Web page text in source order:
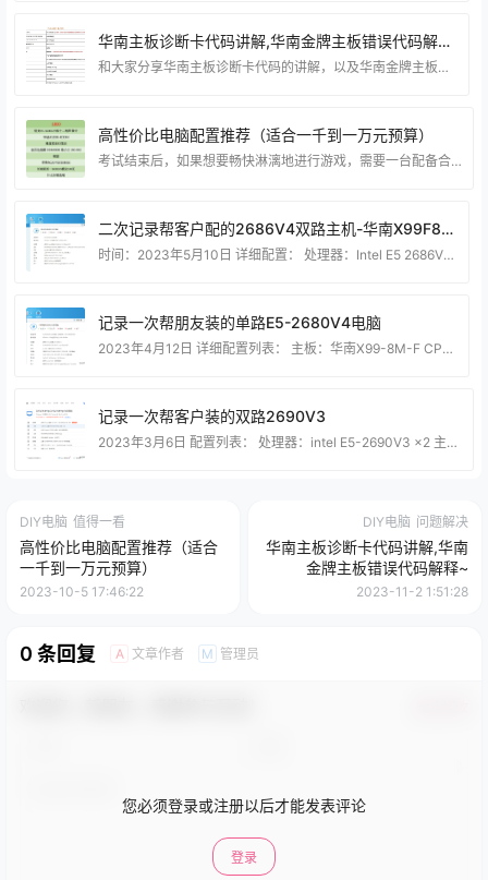
华南主板诊断卡代码讲解,华南金牌主板错误代码解释~
和大家分享华南主板诊断卡代码的讲解，以及华南金牌主板的错误代码解释。如果你是华南主板的用户或有兴趣了解主板故障排查，这个图对你来说会非常有帮助！ 最新最详细的图解：https://js.vmccc.com/3476.html
高性价比电脑配置推荐（适合一千到一万元预算）
考试结束后，如果想要畅快淋漓地进行游戏，需要一台配备合适配置或者需要升级主机的电脑。如果有相关需求，可以向我咨询，我会推荐大部分适合小白的京东自营产品。对于价格较为合理且性能优秀的产品，我会建议在淘宝、闲鱼等平台上购买，尤其是在618活动期间，可能会有更多的优惠。需要注意的是，价格可能会有一些波动。 如果自己不会搭配电脑的小伙伴可以联系博猪，帮装好邮寄~
二次记录帮客户配的2686V4双路主机-华南X99F8D双路主板
时间：2023年5月10日 详细配置： 处理器：Intel E5 2686V4 x2 主板:华南X99-F8D双路大板 运行内存：三星DDR4 32G 2400频率 x2 =64G 硬盘：三星981A 1tb nvme协议 显卡：华硕1060 5G 电源：二手的长城巨龙1250W金牌全模组 散热器：两个120水冷 机箱：普通机箱。 ————————————————————- -鲁大师配置截图–忽略一下显卡，显卡我用的是自己的亮机卡。 旧版鲁大师跑分– 硬件图
记录一次帮朋友装的单路E5-2680V4电脑
2023年4月12日 详细配置列表： 主板：华南X99-8M-F CPU处理器：intel-E5-2680V4 （14核28线程） 运行内存：三星DDR4 2133 – 32G x2 =64Gb 硬盘：三星981A – 1TB（M.2 nvme协议固态） 显卡：讯景590 GME 8G 傲狼 三风扇版 电源：游戏悍将（白牌电源）600w直出 CPU散热器 – 冰曼 三风扇6铜管（完全足够把CPU吹感冒！） 机箱：博猪自己用剩送朋友的。 ————————————————————-
记录一次帮客户装的双路2690V3
2023年3月6日 配置列表： 处理器：intel E5-2690V3 x2 主板：华南X99-F8D 运行内存：三星 ECC DDR4 2133 128G（32×4） 硬盘：三星981A Nvme 1TB 显卡：讯景AMD 590GME 8G – (后面改成了960 4G) 电源：长城x7 金牌全模组750w双路电源 散热器：某至120水冷x2 +个PCIE AX210网卡（支持WiFi 6E） 机箱普通双路机箱 ?其实电源可以选些二三线牌子的金牌能优惠两三百块钱，客户指定只要长城的！ &
DIY电脑 值得一看
高性价比电脑配置推荐（适合
一千到一万元预算）
2023-10-5 17:46:22
DIY电脑 问题解决
华南主板诊断卡代码讲解,华南
金牌主板错误代码解释~
2023-11-2 1:51:28
0 条回复 A 文章作者 M 管理员
您必须登录或注册以后才能发表评论
登录